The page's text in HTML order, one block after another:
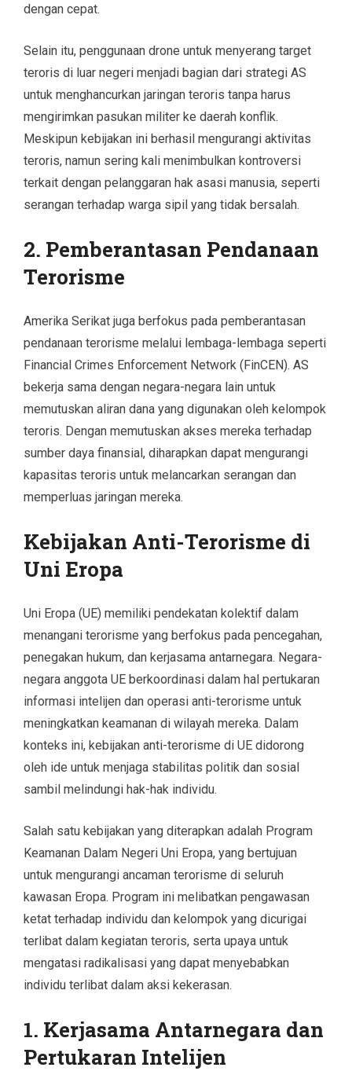
dengan cepat.
Selain itu, penggunaan drone untuk menyerang target
teroris di luar negeri menjadi bagian dari strategi AS
untuk menghancurkan jaringan teroris tanpa harus
mengirimkan pasukan militer ke daerah konflik.
Meskipun kebijakan ini berhasil mengurangi aktivitas
teroris, namun sering kali menimbulkan kontroversi
terkait dengan pelanggaran hak asasi manusia, seperti
serangan terhadap warga sipil yang tidak bersalah.
2. Pemberantasan Pendanaan
Terorisme
Amerika Serikat juga berfokus pada pemberantasan
pendanaan terorisme melalui lembaga-lembaga seperti
Financial Crimes Enforcement Network (FinCEN). AS
bekerja sama dengan negara-negara lain untuk
memutuskan aliran dana yang digunakan oleh kelompok
teroris. Dengan memutuskan akses mereka terhadap
sumber daya finansial, diharapkan dapat mengurangi
kapasitas teroris untuk melancarkan serangan dan
memperluas jaringan mereka.
Kebijakan Anti-Terorisme di
Uni Eropa
Uni Eropa (UE) memiliki pendekatan kolektif dalam
menangani terorisme yang berfokus pada pencegahan,
penegakan hukum, dan kerjasama antarnegara. Negara-
negara anggota UE berkoordinasi dalam hal pertukaran
informasi intelijen dan operasi anti-terorisme untuk
meningkatkan keamanan di wilayah mereka. Dalam
konteks ini, kebijakan anti-terorisme di UE didorong
oleh ide untuk menjaga stabilitas politik dan sosial
sambil melindungi hak-hak individu.
Salah satu kebijakan yang diterapkan adalah Program
Keamanan Dalam Negeri Uni Eropa, yang bertujuan
untuk mengurangi ancaman terorisme di seluruh
kawasan Eropa. Program ini melibatkan pengawasan
ketat terhadap individu dan kelompok yang dicurigai
terlibat dalam kegiatan teroris, serta upaya untuk
mengatasi radikalisasi yang dapat menyebabkan
individu terlibat dalam aksi kekerasan.
1. Kerjasama Antarnegara dan
Pertukaran Intelijen